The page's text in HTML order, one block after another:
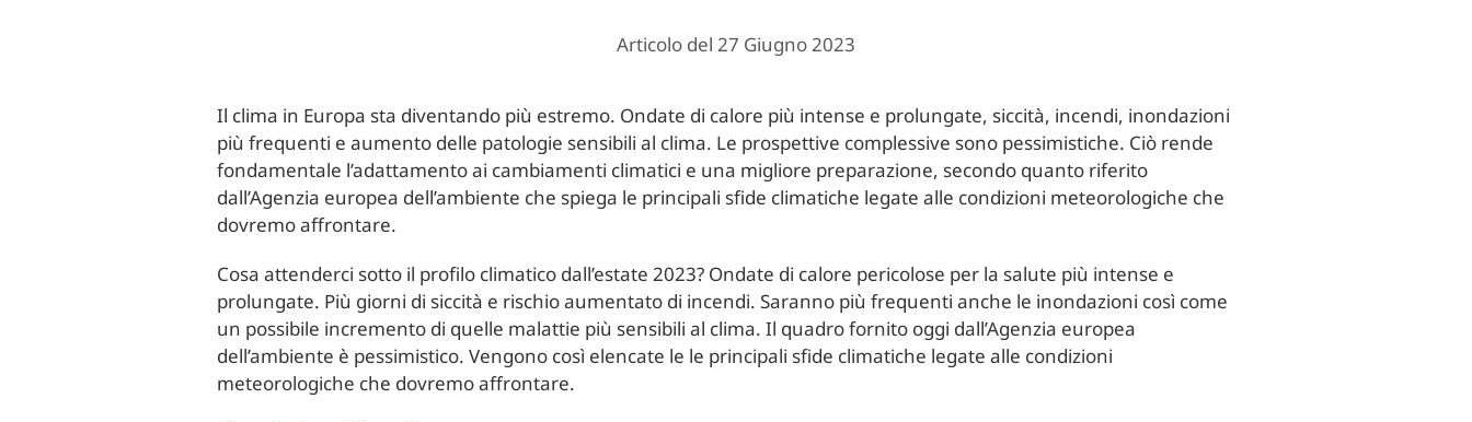
Articolo del 27 Giugno 2023
Il clima in Europa sta diventando più estremo. Ondate di calore più intense e prolungate, siccità, incendi, inondazioni
più frequenti e aumento delle patologie sensibili al clima. Le prospettive complessive sono pessimistiche. Ciò rende
fondamentale l’adattamento ai cambiamenti climatici e una migliore preparazione, secondo quanto riferito
dall’Agenzia europea dell’ambiente che spiega le principali sfide climatiche legate alle condizioni meteorologiche che
dovremo affrontare.
Cosa attenderci sotto il profilo climatico dall’estate 2023? Ondate di calore pericolose per la salute più intense e
prolungate. Più giorni di siccità e rischio aumentato di incendi. Saranno più frequenti anche le inondazioni così come
un possibile incremento di quelle malattie più sensibili al clima. Il quadro fornito oggi dall’Agenzia europea
dell’ambiente è pessimistico. Vengono così elencate le le principali sfide climatiche legate alle condizioni
meteorologiche che dovremo affrontare.